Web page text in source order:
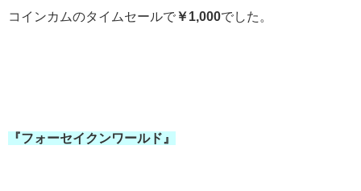
コインカムのタイムセールで￥1,000でした。
『フォーセイクンワールド』